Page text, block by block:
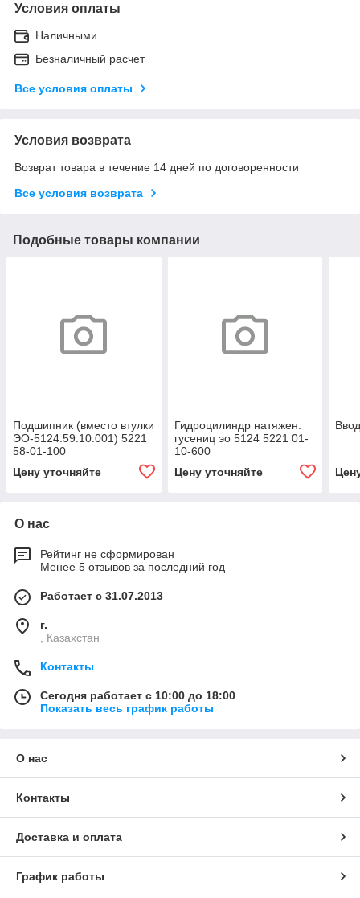
Условия оплаты
Наличными
Безналичный расчет
Все условия оплаты
Условия возврата
Возврат товара в течение 14 дней по договоренности
Все условия возврата
Подобные товары компании
Подшипник (вместо втулки
ЭО-5124.59.10.001) 5221
58-01-100
Цену уточняйте
Гидроцилиндр натяжен.
гусениц эо 5124 5221 01-
10-600
Цену уточняйте
О нас
Рейтинг не сформирован
Менее 5 отзывов за последний год
Работает с 31.07.2013
г.
, Казахстан
Контакты
Сегодня работает с 10:00 до 18:00
Показать весь график работы
О нас
Контакты
Доставка и оплата
График работы